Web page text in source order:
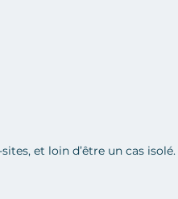
et loin d’être un cas isolé.